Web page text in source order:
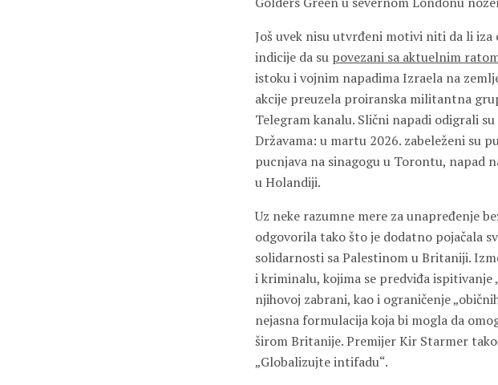
Još uvek nisu utvrđeni motivi niti da li
indicije da su povezani sa aktuelnim
istoku i vojnim napadima Izraela na
akcije preuzela proiranska militantna
Telegram kanalu. Slični napadi odigrali
Državama: u martu 2026. zabeleženi su
pucnjava na sinagogu u Torontu, napad
u Holandiji.
Uz neke razumne mere za unapređenje
odgovorila tako što je dodatno pojačala
solidarnosti sa Palestinom u Britaniji.
i kriminalu, kojima se predviđa
njihovoj zabrani, kao i ograničenje
nejasna formulacija koja bi mogla da
širom Britanije. Premijer Kir Starmer
„Globalizujte intifadu“.